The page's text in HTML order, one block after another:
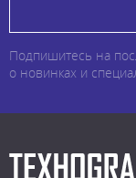
Подпишитесь на
о новинках и